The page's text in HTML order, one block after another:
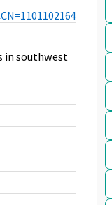
in southwest